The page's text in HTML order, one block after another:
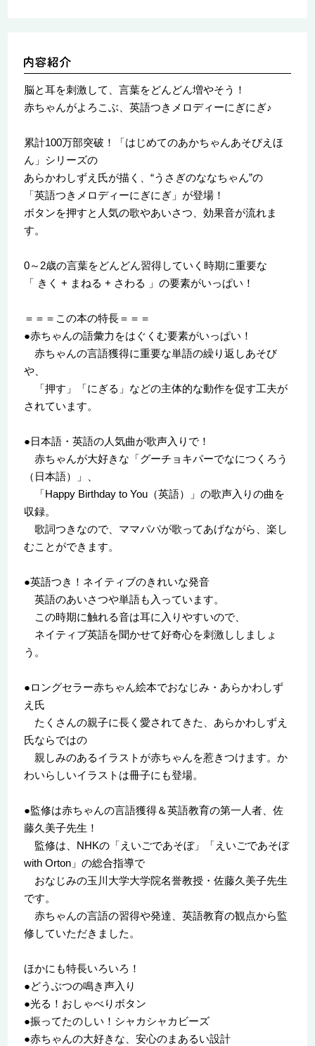
脳と耳を刺激して、言葉をどんどん増やそう！
赤ちゃんがよろこぶ、英語つきメロディーにぎにぎ♪
累計100万部突破！「はじめてのあかちゃんあそびえほ
ん」シリーズの
あらかわしずえ氏が描く、“うさぎのななちゃん”の
「英語つきメロディーにぎにぎ」が登場！
ボタンを押すと人気の歌やあいさつ、効果音が流れま
す。
0～2歳の言葉をどんどん習得していく時期に重要な
「 きく + まねる + さわる 」の要素がいっぱい！
＝＝＝この本の特長＝＝＝
●赤ちゃんの語彙力をはぐくむ要素がいっぱい！
赤ちゃんの言語獲得に重要な単語の繰り返しあそび
や、
「押す」「にぎる」などの主体的な動作を促す工夫が
されています。
●日本語・英語の人気曲が歌声入りで！
赤ちゃんが大好きな「グーチョキパーでなにつくろう
（日本語）」、
「Happy Birthday to You（英語）」の歌声入りの曲を
収録。
歌詞つきなので、ママパパが歌ってあげながら、楽し
むことができます。
●英語つき！ネイティブのきれいな発音
英語のあいさつや単語も入っています。
この時期に触れる音は耳に入りやすいので、
ネイティブ英語を聞かせて好奇心を刺激ししましょ
う。
●ロングセラー赤ちゃん絵本でおなじみ・あらかわしず
え氏
たくさんの親子に長く愛されてきた、あらかわしずえ
氏ならではの
親しみのあるイラストが赤ちゃんを惹きつけます。か
わいらしいイラストは冊子にも登場。
●監修は赤ちゃんの言語獲得＆英語教育の第一人者、佐
藤久美子先生！
監修は、NHKの「えいごであそぼ」「えいごであそぼ
with Orton」の総合指導で
おなじみの玉川大学大学院名誉教授・佐藤久美子先生
です。
赤ちゃんの言語の習得や発達、英語教育の観点から監
修していただきました。
ほかにも特長いろいろ！
●どうぶつの鳴き声入り
●光る！おしゃべりボタン
●振ってたのしい！シャカシャカビーズ
●赤ちゃんの大好きな、安心のまあるい設計